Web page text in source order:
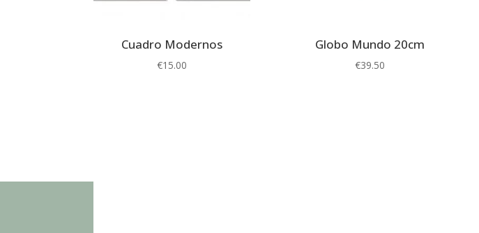
Cuadro Modernos
€15.00
Globo Mundo 20cm
€39.50